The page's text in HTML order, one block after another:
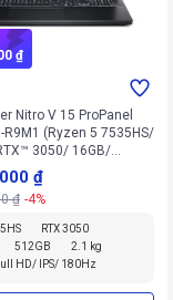
₫
Nitro V 15 ProPanel
R9M1 (Ryzen 5 7535HS/
3050/ 16GB/
11 Home SL)
₫
₫ -4%
RTX 3050
512GB
2.1 kg
HD/ IPS/ 180Hz